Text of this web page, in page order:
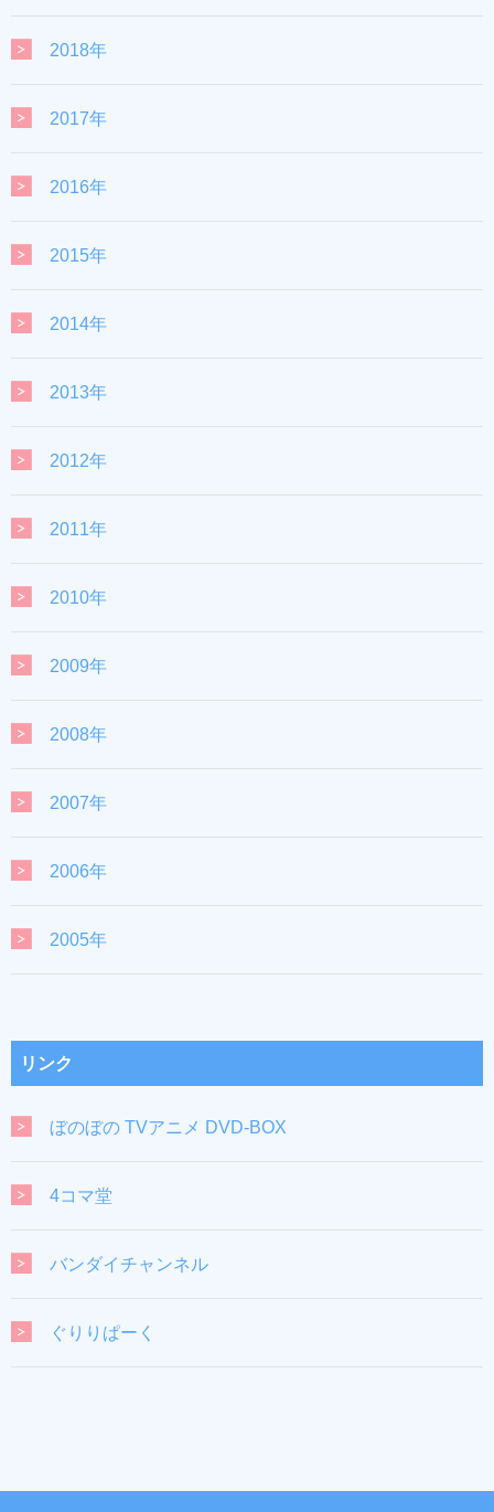
2018年
2017年
2016年
2015年
2014年
2013年
2012年
2011年
2010年
2009年
2008年
2007年
2006年
2005年
リンク
ぼのぼの TVアニメ DVD-BOX
4コマ堂
バンダイチャンネル
ぐりりぱーく